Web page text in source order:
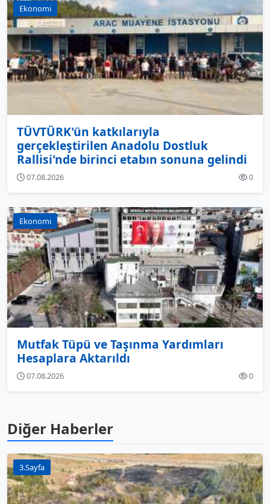
Ekonomi
TÜVTÜRK'ün katkılarıyla
gerçekleştirilen Anadolu Dostluk
Rallisi'nde birinci etabın sonuna gelindi
07.08.2026 0
Ekonomi
Mutfak Tüpü ve Taşınma Yardımları
Hesaplara Aktarıldı
07.08.2026 0
Diğer Haberler
3.Sayfa